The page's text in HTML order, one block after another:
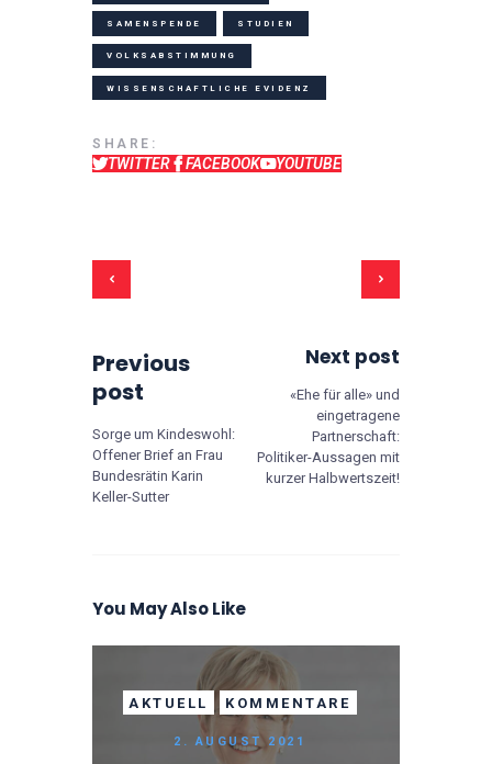
SAMENSPENDE STUDIEN
VOLKSABSTIMMUNG
WISSENSCHAFTLICHE EVIDENZ
SHARE:
TWITTER FACEBOOK YOUTUBE
Previous
post
Sorge um Kindeswohl:
Offener Brief an Frau
Bundesrätin Karin
Keller-Sutter
Next post
«Ehe für alle» und
eingetragene
Partnerschaft:
Politiker-Aussagen mit
kurzer Halbwertszeit!
You May Also Like
AKTUELL KOMMENTARE
2. AUGUST 2021